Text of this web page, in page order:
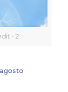
- 2